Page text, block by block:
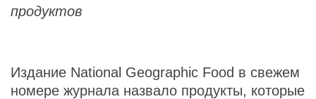
продуктов
Издание National Geographic Food в свежем
номере журнала назвало продукты, которые